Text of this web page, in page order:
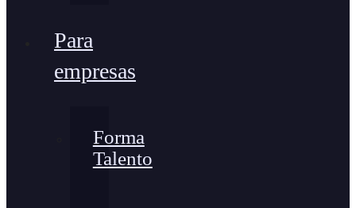
Para
empresas
Forma
Talento